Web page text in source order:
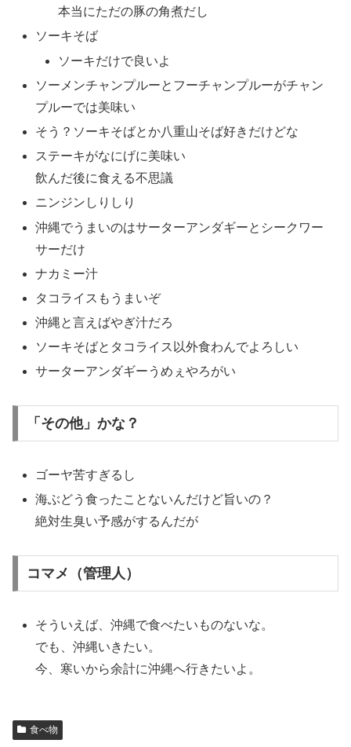
本当にただの豚の角煮だし
ソーキそば
ソーキだけで良いよ
ソーメンチャンプルーとフーチャンプルーがチャン
プルーでは美味い
そう？ソーキそばとか八重山そば好きだけどな
ステーキがなにげに美味い
飲んだ後に食える不思議
ニンジンしりしり
沖縄でうまいのはサーターアンダギーとシークワー
サーだけ
ナカミー汁
タコライスもうまいぞ
沖縄と言えばやぎ汁だろ
ソーキそばとタコライス以外食わんでよろしい
サーターアンダギーうめぇやろがい
「その他」かな？
ゴーヤ苦すぎるし
海ぶどう食ったことないんだけど旨いの？
絶対生臭い予感がするんだが
コマメ（管理人）
そういえば、沖縄で食べたいものないな。
でも、沖縄いきたい。
今、寒いから余計に沖縄へ行きたいよ。
食べ物